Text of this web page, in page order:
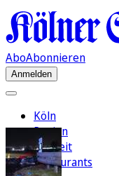
AboAbonnieren
Anmelden
Köln
Region
Freizeit
Restaurants